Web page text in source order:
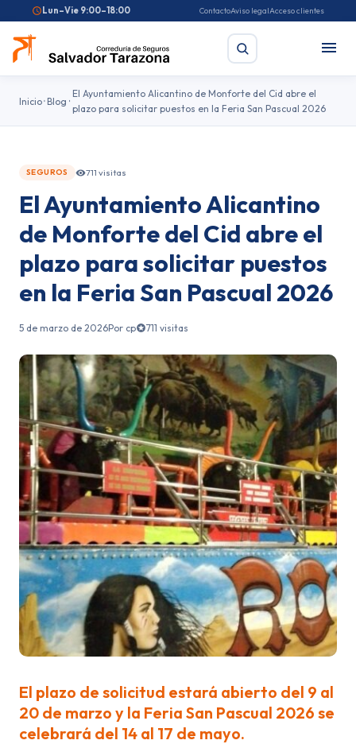
Lun–Vie 9:00–18:00 ContactoAviso legalAcceso clientes
Seguro de salud
Pirotecnia Feriantes Fallas
Inicio Blog
El Ayuntamiento Alicantino de Monforte del Cid abre el
plazo para solicitar puestos en la Feria San Pascual 2026
SEGUROS 711 visitas
El Ayuntamiento Alicantino
de Monforte del Cid abre el
plazo para solicitar puestos
en la Feria San Pascual 2026
5 de marzo de 2026Por cp 711 visitas
El plazo de solicitud estará abierto del 9 al
20 de marzo y la Feria San Pascual 2026 se
celebrará del 14 al 17 de mayo.